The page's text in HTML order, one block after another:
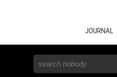
JOURNAL